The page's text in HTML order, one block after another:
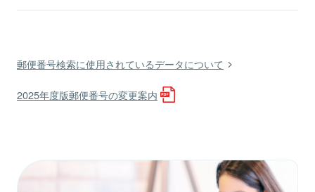
郵便番号検索に使用されているデータについて
2025年度版郵便番号の変更案内